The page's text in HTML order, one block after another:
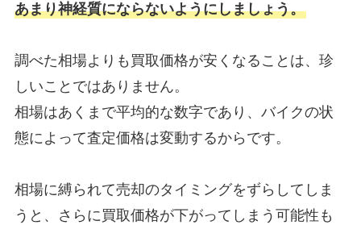
あまり神経質にならないようにしましょう。
調べた相場よりも買取価格が安くなることは、珍
しいことではありません。
相場はあくまで平均的な数字であり、バイクの状
態によって査定価格は変動するからです。
相場に縛られて売却のタイミングをずらしてしま
うと、さらに買取価格が下がってしまう可能性も